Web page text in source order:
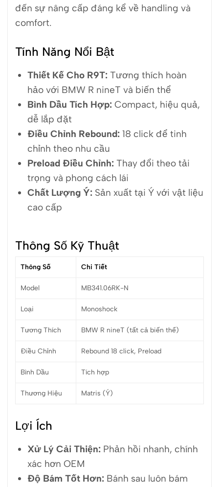
đến sự nâng cấp đáng kể về handling và
comfort.
Tính Năng Nổi Bật
Thiết Kế Cho R9T:Tương thích hoàn
hảo với BMW R nineT và biến thể
Bình Dầu Tích Hợp:Compact, hiệu quả,
dễ lắp đặt
Điều Chỉnh Rebound:18 click để tinh
chỉnh theo nhu cầu
Preload Điều Chỉnh:Thay đổi theo tải
trọng và phong cách lái
Chất Lượng Ý:Sản xuất tại Ý với vật liệu
cao cấp
Thông Số Kỹ Thuật
Thông Số Chi Tiết
Model MB341.06RK-N
Loại Monoshock
Tương Thích BMW R nineT (tất cả biến thể)
Điều Chỉnh Rebound 18 click, Preload
Bình Dầu Tích hợp
Thương Hiệu Matris (Ý)
Lợi Ích
Xử Lý Cải Thiện:Phản hồi nhanh, chính
xác hơn OEM
Độ Bám Tốt Hơn:Bánh sau luôn bám